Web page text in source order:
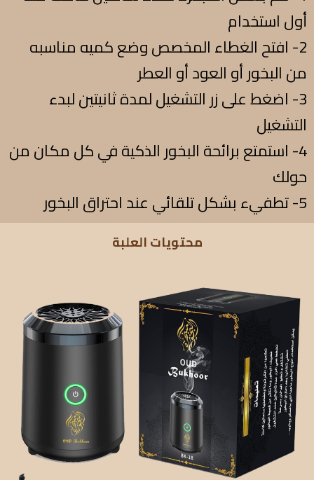
أول استخدام
2- افتح الغطاء المخصص وضع كميه مناسبه
من البخور أو العود أو العطر
3- اضغط على زر التشغيل لمدة ثانيتين لبدء
التشغيل
4- استمتع برائحة البخور الذكية في كل مكان من
حولك
5- تطفيء بشكل تلقائي عند احتراق البخور
محتويات العلبة